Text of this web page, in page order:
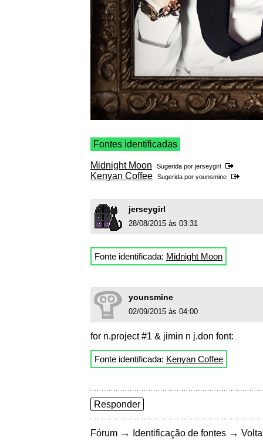
Fontes identificadas
Midnight Moon Sugerida por jerseygirl
Kenyan Coffee Sugerida por younsmine
jerseygirl
28/08/2015 às 03:31
Fonte identificada: Midnight Moon
younsmine
02/09/2015 às 04:00
for n.project #1 & jimin n j.don font:
Fonte identificada: Kenyan Coffee
Responder
Fórum → Identificação de fontes →